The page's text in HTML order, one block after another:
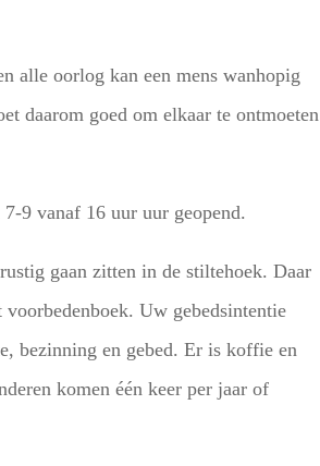
alle oorlog kan een mens wanhopig
daarom goed om elkaar te ontmoeten
9 vanaf 16 uur uur geopend.
gaan zitten in de stiltehoek. Daar
Uw gebedsintentie
bezinning en gebed. Er is koffie en
komen één keer per jaar of